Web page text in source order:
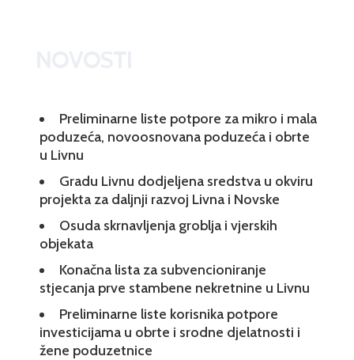
Preliminarne liste potpore za mikro i mala
poduzeća, novoosnovana poduzeća i obrte
u Livnu
Gradu Livnu dodjeljena sredstva u okviru
projekta za daljnji razvoj Livna i Novske
Osuda skrnavljenja groblja i vjerskih
objekata
Konačna lista za subvencioniranje
stjecanja prve stambene nekretnine u Livnu
Preliminarne liste korisnika potpore
investicijama u obrte i srodne djelatnosti i
žene poduzetnice